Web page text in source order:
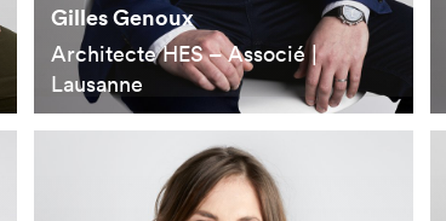
Gilles Genoux
Architecte HES – Associé |
Lausanne